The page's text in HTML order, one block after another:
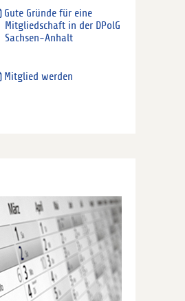
Gute Gründe für eine
Mitgliedschaft in der DPolG
Sachsen-Anhalt
Mitglied werden